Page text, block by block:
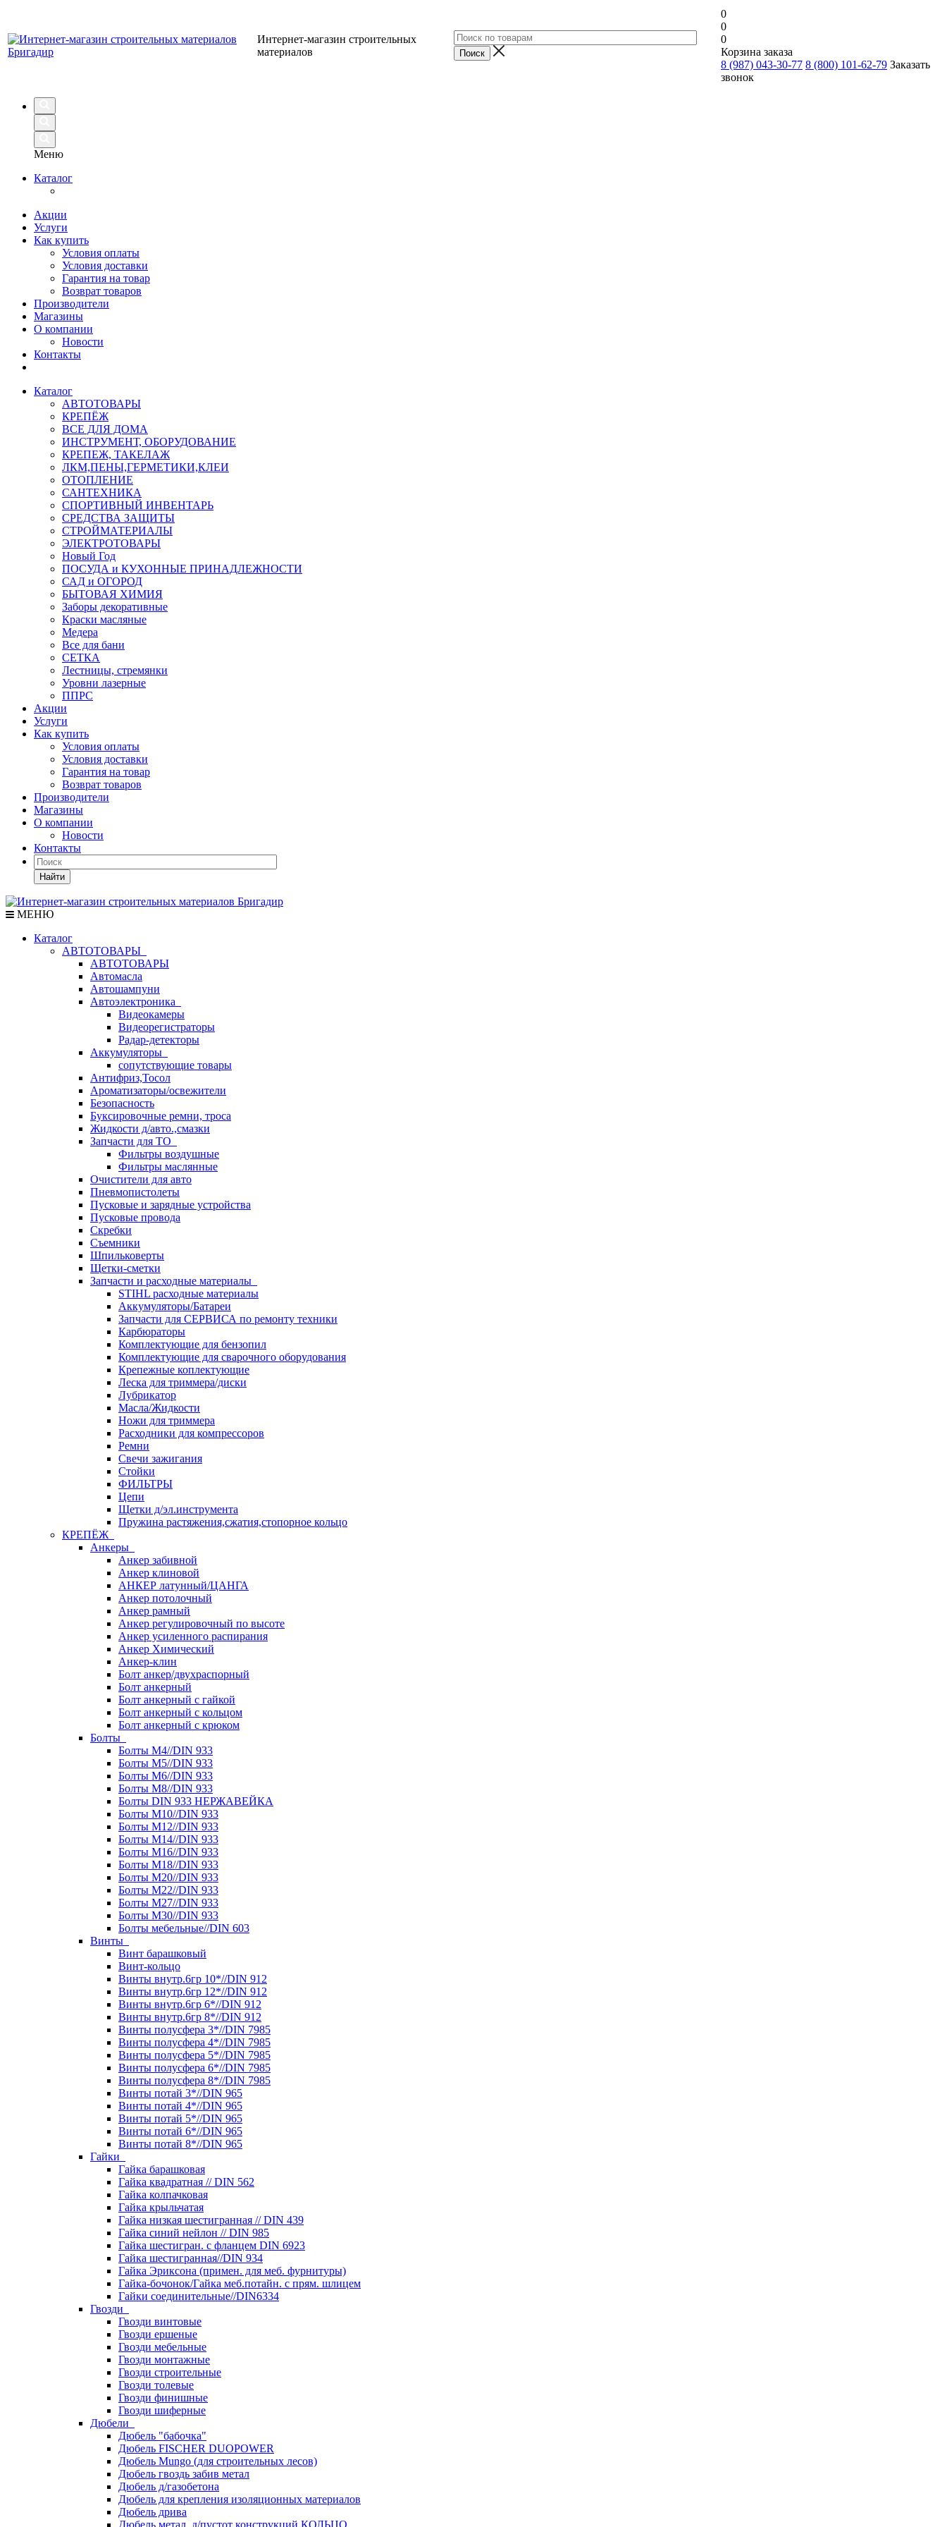
Интернет-магазин строительных
материалов
0
0
0
Корзина заказа
8 (987) 043-30-77 8 (800) 101-62-79 Заказать
звонок
Меню
Каталог
Акции
Услуги
Как купить
Условия оплаты
Условия доставки
Гарантия на товар
Возврат товаров
Производители
Магазины
О компании
Новости
Контакты
Каталог
АВТОТОВАРЫ
КРЕПЁЖ
ВСЕ ДЛЯ ДОМА
ИНСТРУМЕНТ, ОБОРУДОВАНИЕ
КРЕПЕЖ, ТАКЕЛАЖ
ЛКМ,ПЕНЫ,ГЕРМЕТИКИ,КЛЕИ
ОТОПЛЕНИЕ
САНТЕХНИКА
СПОРТИВНЫЙ ИНВЕНТАРЬ
СРЕДСТВА ЗАЩИТЫ
СТРОЙМАТЕРИАЛЫ
ЭЛЕКТРОТОВАРЫ
Новый Год
ПОСУДА и КУХОННЫЕ ПРИНАДЛЕЖНОСТИ
САД и ОГОРОД
БЫТОВАЯ ХИМИЯ
Заборы декоративные
Краски масляные
Медера
Все для бани
СЕТКА
Лестницы, стремянки
Уровни лазерные
ППРС
Акции
Услуги
Как купить
Условия оплаты
Условия доставки
Гарантия на товар
Возврат товаров
Производители
Магазины
О компании
Новости
Контакты
Найти
МЕНЮ
Каталог
АВТОТОВАРЫ
АВТОТОВАРЫ
Автомасла
Автошампуни
Автоэлектроника
Видеокамеры
Видеорегистраторы
Радар-детекторы
Аккумуляторы
сопутствующие товары
Антифриз,Тосол
Ароматизаторы/освежители
Безопасность
Буксировочные ремни, троса
Жидкости д/авто.,смазки
Запчасти для ТО
Фильтры воздушные
Фильтры маслянные
Очистители для авто
Пневмопистолеты
Пусковые и зарядные устройства
Пусковые провода
Скребки
Съемники
Шпильковерты
Щетки-сметки
Запчасти и расходные материалы
STIHL расходные материалы
Аккумуляторы/Батареи
Запчасти для СЕРВИСА по ремонту техники
Карбюраторы
Комплектующие для бензопил
Комплектующие для сварочного оборудования
Крепежные коплектующие
Леска для триммера/диски
Лубрикатор
Масла/Жидкости
Ножи для триммера
Расходники для компрессоров
Ремни
Свечи зажигания
Стойки
ФИЛЬТРЫ
Цепи
Щетки д/эл.инструмента
Пружина растяжения,сжатия,стопорное кольцо
КРЕПЁЖ
Анкеры
Анкер забивной
Анкер клиновой
АНКЕР латунный/ЦАНГА
Анкер потолочный
Анкер рамный
Анкер регулировочный по высоте
Анкер усиленного распирания
Анкер Химический
Анкер-клин
Болт анкер/двухраспорный
Болт анкерный
Болт анкерный с гайкой
Болт анкерный с кольцом
Болт анкерный с крюком
Болты
Болты М4//DIN 933
Болты М5//DIN 933
Болты М6//DIN 933
Болты М8//DIN 933
Болты DIN 933 НЕРЖАВЕЙКА
Болты М10//DIN 933
Болты М12//DIN 933
Болты М14//DIN 933
Болты М16//DIN 933
Болты М18//DIN 933
Болты М20//DIN 933
Болты М22//DIN 933
Болты М27//DIN 933
Болты М30//DIN 933
Болты мебельные//DIN 603
Винты
Винт барашковый
Винт-кольцо
Винты внутр.6гр 10*//DIN 912
Винты внутр.6гр 12*//DIN 912
Винты внутр.6гр 6*//DIN 912
Винты внутр.6гр 8*//DIN 912
Винты полусфера 3*//DIN 7985
Винты полусфера 4*//DIN 7985
Винты полусфера 5*//DIN 7985
Винты полусфера 6*//DIN 7985
Винты полусфера 8*//DIN 7985
Винты потай 3*//DIN 965
Винты потай 4*//DIN 965
Винты потай 5*//DIN 965
Винты потай 6*//DIN 965
Винты потай 8*//DIN 965
Гайки
Гайка барашковая
Гайка квадратная // DIN 562
Гайка колпачковая
Гайка крыльчатая
Гайка низкая шестигранная // DIN 439
Гайка синий нейлон // DIN 985
Гайка шестигран. с фланцем DIN 6923
Гайка шестигранная//DIN 934
Гайка Эриксона (примен. для меб. фурнитуры)
Гайка-бочонок/Гайка меб.потайн. с прям. шлицем
Гайки соединительные//DIN6334
Гвозди
Гвозди винтовые
Гвозди ершеные
Гвозди мебельные
Гвозди монтажные
Гвозди строительные
Гвозди толевые
Гвозди финишные
Гвозди шиферные
Дюбели
Дюбель "бабочка"
Дюбель FISCHER DUOPOWER
Дюбель Mungo (для строительных лесов)
Дюбель гвоздь забив метал
Дюбель д/газобетона
Дюбель для крепления изоляционных материалов
Дюбель дрива
Дюбель метал. д/пустот конструкций КОЛЬЦО